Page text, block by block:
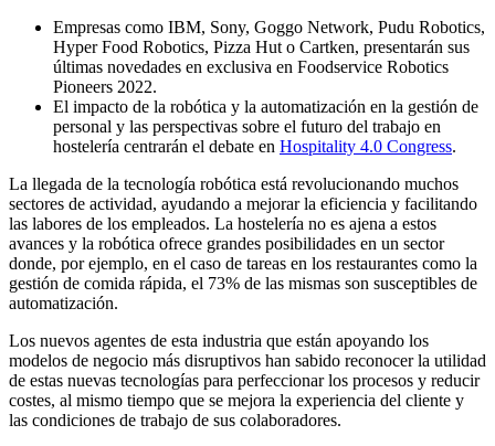
Empresas como IBM, Sony, Goggo Network, Pudu Robotics,
Hyper Food Robotics, Pizza Hut o Cartken, presentarán sus
últimas novedades en exclusiva en Foodservice Robotics
Pioneers 2022.
El impacto de la robótica y la automatización en la gestión de
personal y las perspectivas sobre el futuro del trabajo en
hostelería centrarán el debate en Hospitality 4.0 Congress.
La llegada de la tecnología robótica está revolucionando muchos
sectores de actividad, ayudando a mejorar la eficiencia y facilitando
las labores de los empleados. La hostelería no es ajena a estos
avances y la robótica ofrece grandes posibilidades en un sector
donde, por ejemplo, en el caso de tareas en los restaurantes como la
gestión de comida rápida, el 73% de las mismas son susceptibles de
automatización.
Los nuevos agentes de esta industria que están apoyando los
modelos de negocio más disruptivos han sabido reconocer la utilidad
de estas nuevas tecnologías para perfeccionar los procesos y reducir
costes, al mismo tiempo que se mejora la experiencia del cliente y
las condiciones de trabajo de sus colaboradores.